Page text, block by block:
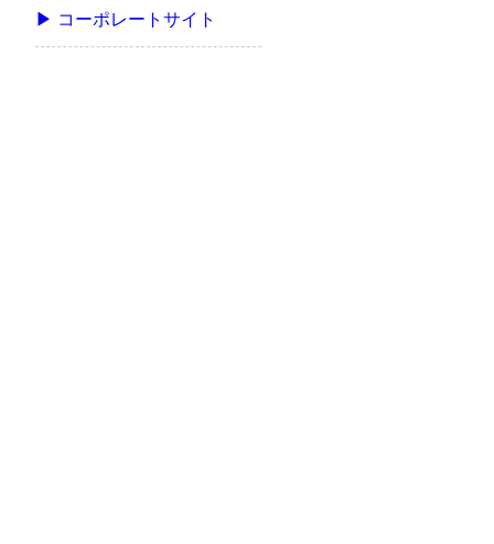
▶ コーポレートサイト